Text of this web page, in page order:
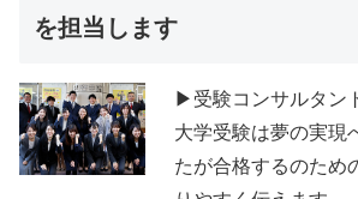
を担当します
▶受験コンサルタン
大学受験は夢の実現
たが合格するのため